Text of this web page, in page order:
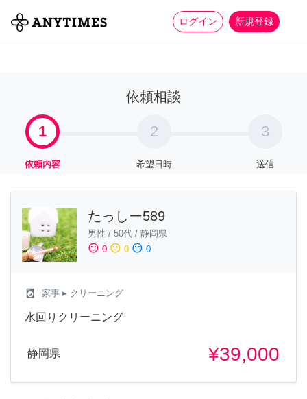
ログイン 新規登録
全て 家事 more_horiz
依頼相談
1
依頼内容
2
希望日時
3
送信
たっしー589
男性 / 50代 / 静岡県
sentiment_satisfied 0 sentiment_neutral 0 sentiment_dissatisfied 0
local_laundry_service 家事 ▸ クリーニング
水回りクリーニング
静岡県 ¥39,000